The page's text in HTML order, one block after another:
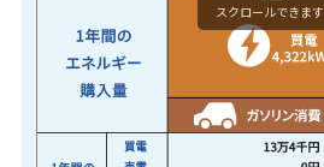
スクロールできます